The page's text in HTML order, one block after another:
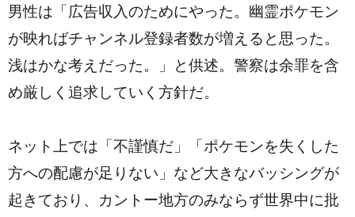
男性は「広告収入のためにやった。幽霊ポケモン
が映ればチャンネル登録者数が増えると思った。
浅はかな考えだった。」と供述。警察は余罪を含
め厳しく追求していく方針だ。
ネット上では「不謹慎だ」「ポケモンを失くした
方への配慮が足りない」など大きなバッシングが
起きており、カントー地方のみならず世界中に批